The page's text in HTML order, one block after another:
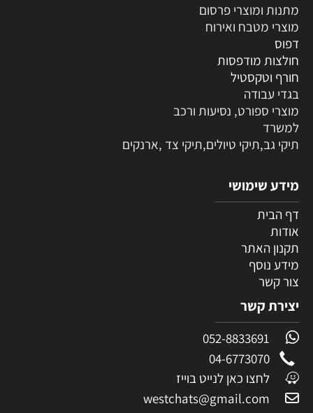
מתנות ומוצרי פרסום
מוצרי מטבח ואירוח
דפוס
חולצות מודפסות
חורף וטקסטיל
בגדי עבודה
מוצרי ספורט, נסיעות ורכב
למשרד
תיקי גב,תיקי טיולים,תיקי צד ,ארנקים
מידע שימושי
דף הבית
אודות
תקנון האתר
מידע נוסף
צור קשר
יצירת קשר
052-8833691
04-6773070
לחצו כאן לנייט בוייז
westchats@gmail.com